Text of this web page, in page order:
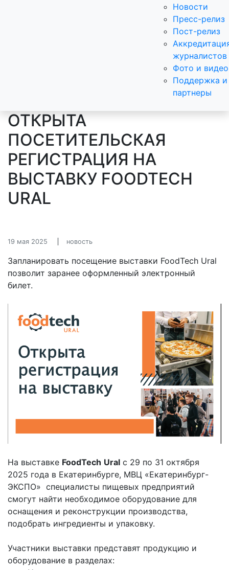
Новости
Пресс-релиз
Пост-релиз
журналистов
Фото и видео
Поддержка и
партнеры
ОТКРЫТА
ПОСЕТИТЕЛЬСКАЯ
РЕГИСТРАЦИЯ НА
ВЫСТАВКУ FOODTECH
URAL
19 мая 2025 новость
Запланировать посещение выставки FoodTech Ural
позволит заранее оформленный электронный
билет.
На выставке FoodTech Ural c 29 по 31 октября
2025 года в Екатеринбурге, МВЦ «Екатеринбург-
ЭКСПО» специалисты пищевых предприятий
cмогут найти необходимое оборудование для
оснащения и реконструкции производства,
подобрать ингредиенты и упаковку.
Участники выставки представят продукцию и
оборудование в разделах: